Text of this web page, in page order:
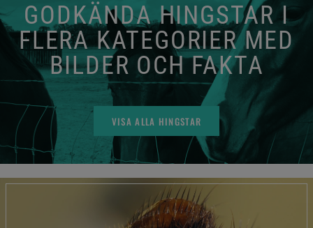
GODKÄNDA HINGSTAR I
FLERA KATEGORIER MED
BILDER OCH FAKTA
VISA ALLA HINGSTAR